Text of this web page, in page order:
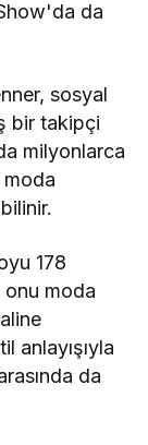
da
sosyal
bir takipçi
milyonlarca
178
moda
anlayışıyla
da